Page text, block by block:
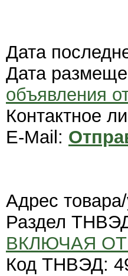
Дата
Дата
объявления
Контактное
E-Mail:
Адрес товара/
Раздел
ВКЛЮЧАЯ
Код ТНВЭД: